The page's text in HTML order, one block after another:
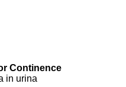
Continence
in urina